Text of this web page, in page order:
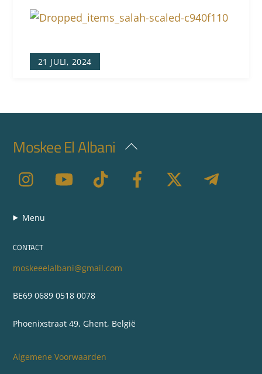
21 JULI, 2024
Back
Top
Moskee El Albani
Menu
CONTACT
moskeeelalbani@gmail.com
BE69 0689 0518 0078
Phoenixstraat 49, Ghent, België
Algemene Voorwaarden